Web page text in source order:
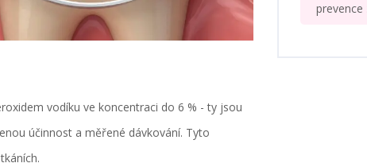
vodíku ve koncentraci do 6 % - ty jsou
účinnost a měřené dávkování. Tyto
prevence